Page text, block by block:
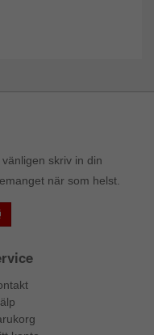
skriv in din
när som helst.